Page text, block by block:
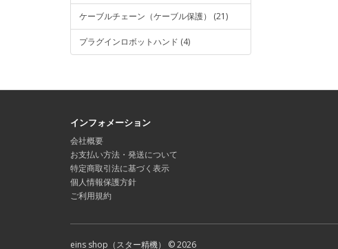
ケーブルチェーン（ケーブル保護） (21)
プラグインロボットハンド (4)
インフォメーション
会社概要
お支払い方法・発送について
特定商取引法に基づく表示
個人情報保護方針
ご利用規約
eins shop（スター精機） © 2026